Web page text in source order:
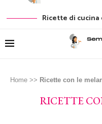
Ricette di
Home >> Ricette con le
RICETTE